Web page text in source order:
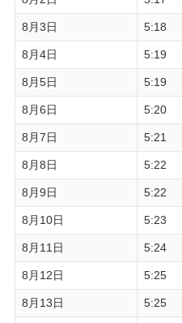
8月3日 5:18
8月4日 5:19
8月5日 5:19
8月6日 5:20
8月7日 5:21
8月8日 5:22
8月9日 5:22
8月10日 5:23
8月11日 5:24
8月12日 5:25
8月13日 5:25